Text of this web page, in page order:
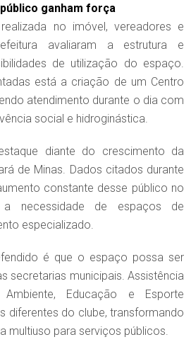
ganham força
no imóvel, vereadores e
avaliaram a estrutura e
de utilização do espaço.
está a criação de um Centro
atendimento durante o dia com
social e hidroginástica.
diante do crescimento da
de Minas. Dados citados durante
constante desse público no
a necessidade de espaços de
especializado.
é que o espaço possa ser
secretarias municipais. Assistência
Educação e Esporte
diferentes do clube, transformando
multiuso para serviços públicos.